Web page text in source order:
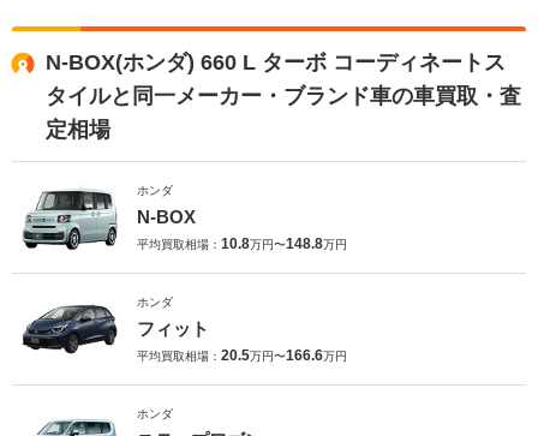
N-BOX(ホンダ) 660 L ターボ コーディネートス
タイルと同一メーカー・ブランド車の車買取・査
定相場
ホンダ
N-BOX
平均買取相場： 10.8万円〜148.8万円
ホンダ
フィット
平均買取相場： 20.5万円〜166.6万円
ホンダ